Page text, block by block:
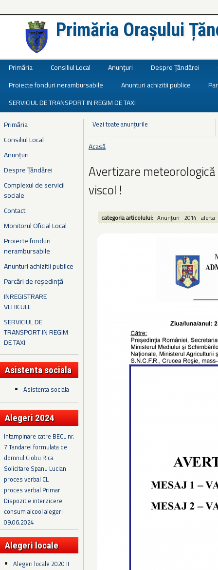
Primăria Orașului
Primăria Consiliul Local Anunțuri Despre Țăndărei
Proiecte fonduri nerambursabile
Anunturi achizitii publice
SERVICIUL DE TRANSPORT IN REGIM DE TAXI
Primăria
Consiliul Local
Anunțuri
Despre Țăndărei
Complexul de servicii
sociale
Contact
Monitorul Oficial Local
Proiecte fonduri
nerambursabile
Anunturi achizitii publice
Parcări de reședință
INREGISTRARE
VEHICULE
SERVICIUL DE
TRANSPORT IN REGIM
DE TAXI
Asistenta sociala
Asistenta sociala
Alegeri 2024
Intampinare catre BECL nr.
7 Tandarei formulata de
domnul Ciobu Rica
Solicitare Spanu Lucian
proces verbal CL
proces verbal Primar
Dispozitie interzicere
consum alcool alegeri
09.06.2024
Alegeri locale
Alegeri locale 2020 II
Vezi toate anunțurile
Eşti aici
Acasă
Avertizare
viscol !
categoria articolului: Anunțuri 2014 alerta